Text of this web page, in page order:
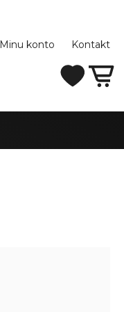
Minu konto Kontakt